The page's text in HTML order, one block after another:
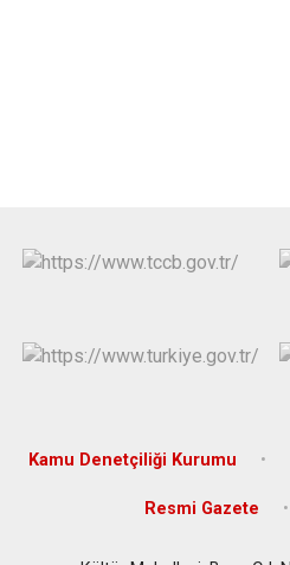
Kamu Denetçiliği Kurumu
Resmi Gazete